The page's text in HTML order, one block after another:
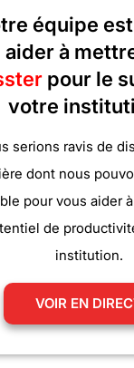
équipe
aider à
pour le
votre
serions ravis de
dont nous
pour vous aider
de
institution.
VOIR EN